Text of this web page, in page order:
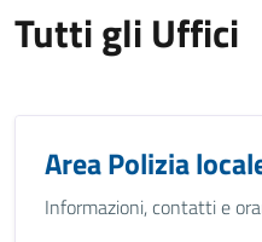
Tutti gli Uffici
Area Polizia
Informazioni, contatti e